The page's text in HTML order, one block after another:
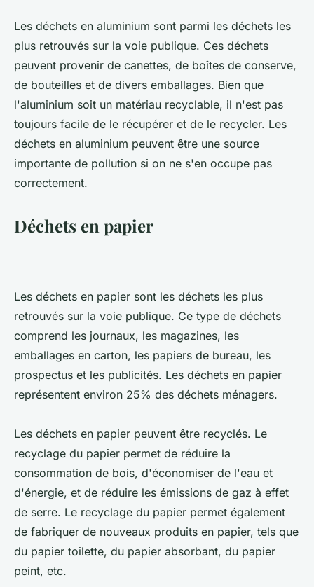
Les déchets en aluminium sont parmi les déchets les
plus retrouvés sur la voie publique. Ces déchets
peuvent provenir de canettes, de boîtes de conserve,
de bouteilles et de divers emballages. Bien que
l'aluminium soit un matériau recyclable, il n'est pas
toujours facile de le récupérer et de le recycler. Les
déchets en aluminium peuvent être une source
importante de pollution si on ne s'en occupe pas
correctement.
Déchets en papier
Les déchets en papier sont les déchets les plus
retrouvés sur la voie publique. Ce type de déchets
comprend les journaux, les magazines, les
emballages en carton, les papiers de bureau, les
prospectus et les publicités. Les déchets en papier
représentent environ 25% des déchets ménagers.
Les déchets en papier peuvent être recyclés. Le
recyclage du papier permet de réduire la
consommation de bois, d'économiser de l'eau et
d'énergie, et de réduire les émissions de gaz à effet
de serre. Le recyclage du papier permet également
de fabriquer de nouveaux produits en papier, tels que
du papier toilette, du papier absorbant, du papier
peint, etc.